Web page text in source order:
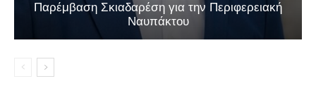
Παρέμβαση Σκιαδαρέση για την Περιφερειακή
Ναυπάκτου